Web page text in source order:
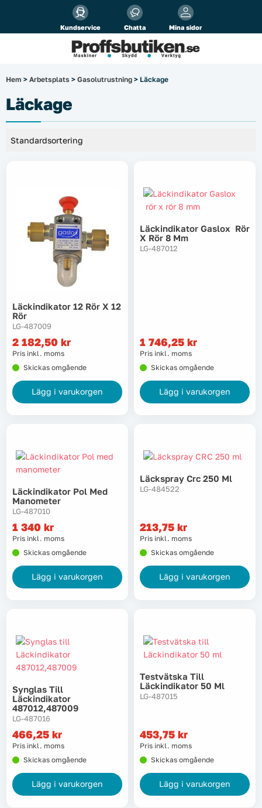
Kundservice Chatta Mina sidor
Alla priser visasinkl. moms!
Företag Privat
El & belysning
Garage & verkstad
Laserinstrument
Lyft, transport & materialhantering
Maskiner
Maskintillbehör & förbrukning
Mätinstrument
Oljor & kem
Outlet
Svets
Tryckluft
Tvätt
Verktyg
Hem Kampanjer
Varumärken Videoklipp
Om oss Kontakta oss
Hem > Arbetsplats > Gasolutrustning > Läckage
Läckage
Läckindikator 12 Rör X 12
Rör
LG-487009
2 182,50 kr
Pris inkl. moms
Skickas omgående
Lägg i varukorgen
Läckindikator Gaslox Rör
X Rör 8 Mm
LG-487012
1 746,25 kr
Pris inkl. moms
Skickas omgående
Lägg i varukorgen
Läckindikator Pol Med
Manometer
LG-487010
1 340 kr
Pris inkl. moms
Skickas omgående
Lägg i varukorgen
Läckspray Crc 250 Ml
LG-484522
213,75 kr
Pris inkl. moms
Skickas omgående
Lägg i varukorgen
Synglas Till
Läckindikator
487012,487009
LG-487016
466,25 kr
Pris inkl. moms
Skickas omgående
Lägg i varukorgen
Testvätska Till
Läckindikator 50 Ml
LG-487015
453,75 kr
Pris inkl. moms
Skickas omgående
Lägg i varukorgen